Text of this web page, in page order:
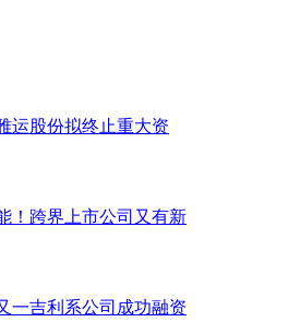
运股份拟终止重大资
！跨界上市公司又有新
一吉利系公司成功融资